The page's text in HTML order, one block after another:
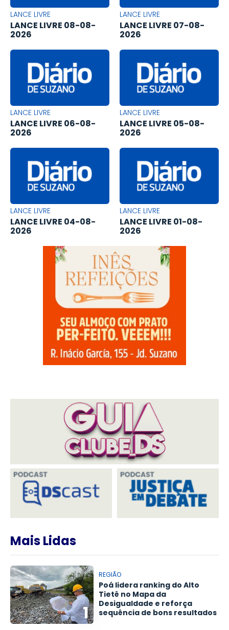
LANCE LIVRE
LANCE LIVRE 08-08-
2026
LANCE LIVRE
LANCE LIVRE 07-08-
2026
LANCE LIVRE
LANCE LIVRE 06-08-
2026
LANCE LIVRE
LANCE LIVRE 05-08-
2026
LANCE LIVRE
LANCE LIVRE 04-08-
2026
LANCE LIVRE
LANCE LIVRE 01-08-
2026
Mais Lidas
1
REGIÃO
Poá lidera ranking do Alto
Tietê no Mapa da
Desigualdade e reforça
sequência de bons resultados